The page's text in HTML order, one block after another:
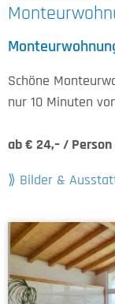
Schöne
nur 10 Minuten
ab € 24,– /
Bilder &